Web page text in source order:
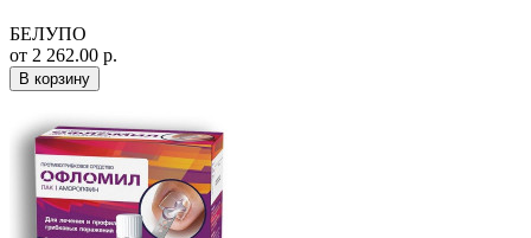
БЕЛУПО
от 2 262.00 р.
В корзину